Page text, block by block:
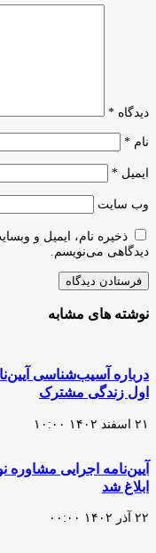
دیدگاه *
نام *
ایمیل *
وب‌ سایت
ذخیره نام، ایمیل و
دیدگاهی می‌نویسم.
نوشته های مشابه
اول زندگی مشترک
۲۱ اسفند ۱۴۰۲ ۱۰:۰۰
ابلاغ شد
۲۲ آذر ۱۴۰۲ ۰۰:۰۰